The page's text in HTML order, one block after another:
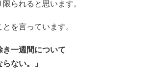
られると思います。
を言っています。
き一週間について
ない。」